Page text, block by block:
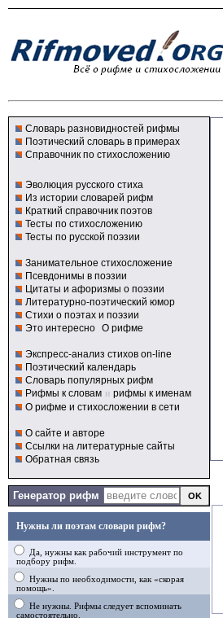
Словарь разновидностей рифмы
Поэтический словарь в примерах
Справочник по стихосложению
Эволюция русского стиха
Из истории словарей рифм
Краткий справочник поэтов
Тесты по стихосложению
Тесты по русской поэзии
Занимательное стихосложение
Псевдонимы в поэзии
Цитаты и афоризмы о поэзии
Литературно-поэтический юмор
Стихи о поэтах и поэзии
Это интересно О рифме
Экспресс-анализ стихов on-line
Поэтический календарь
Словарь популярных рифм
Рифмы к словам и рифмы к именам
О рифме и стихосложении в сети
О сайте и авторе
Ссылки на литературные сайты
Обратная связь
Генератор рифм
Нужны ли поэтам словари рифм?
Да, нужны как рабочий инструмент по
подбору рифм.
Нужны по необходимости, как «скорая
помощь».
Не нужны. Рифмы следует вспоминать
самостоятельно.